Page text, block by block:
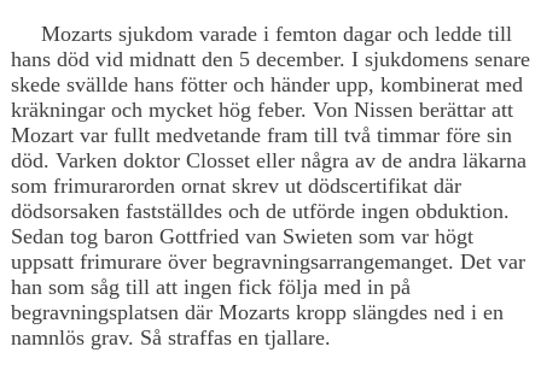
Mozarts sjukdom varade i femton dagar och ledde till
hans död vid midnatt den 5 december. I sjukdomens senare
skede svällde hans fötter och händer upp, kombinerat med
kräkningar och mycket hög feber. Von Nissen berättar att
Mozart var fullt medvetande fram till två timmar före sin
död. Varken doktor Closset eller några av de andra läkarna
som frimurarorden ornat skrev ut dödscertifikat där
dödsorsaken fastställdes och de utförde ingen obduktion.
Sedan tog baron Gottfried van Swieten som var högt
uppsatt frimurare över begravningsarrangemanget. Det var
han som såg till att ingen fick följa med in på
begravningsplatsen där Mozarts kropp slängdes ned i en
namnlös grav. Så straffas en tjallare.